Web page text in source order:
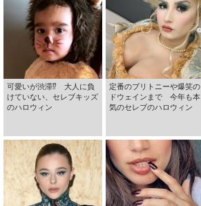
可愛いが渋滞⁉ 大人に負
けていない、セレブキッズ
のハロウィン
定番のブリトニーや爆笑の
ドウェインまで 今年も本
気のセレブのハロウィン